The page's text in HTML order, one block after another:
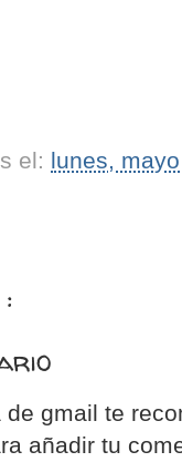
el: lunes,
gmail te
añadir tu